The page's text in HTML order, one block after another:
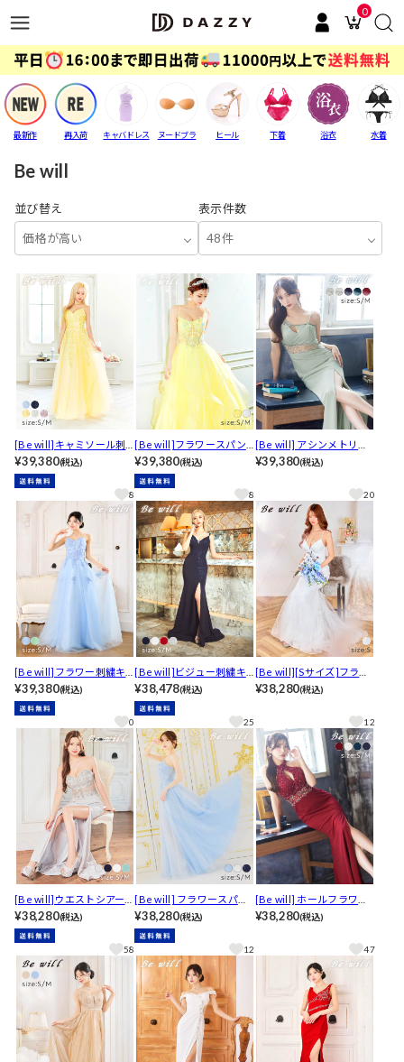
0
最新作 再入荷 キャバドレス ヌードブラ ヒール 下着 浴衣 水着
Be will
並び替え
価格が高い
表示件数
48件
[Be will]キャミソール刺
繍レーススピンドルAライ
ンロングキャバドレス[A-
0128]
¥39,380(税込)
8
[Be will]フラワースパン
コール刺繍チュールキャ
ミソールAラインロングキ
ャバドレス
¥39,380(税込)
8
[Be will] アシンメトリー
ウエストシアービジュー
¥39,380(税込)
20
[Be will]フラワー刺繍キ
ャミソールレースアップ
チュールAラインロングキ
ャバドレス[A-0193]
¥39,380(税込)
0
[Be will]ビジュー刺繍キ
ャミソールマーメイドロ
ングキャバドレス[A-012
2]
¥38,478(税込)
25
[Be will][Sサイズ]フラワ
ーレースアップチュール
¥38,280(税込)
12
[Be will]ウエストシアー
ビジューベアトップマー
メイドロングキャバドレ
ス[A-0111]
¥38,280(税込)
58
[Be will] フラワースパン
コール刺繍キャミソール
チュールスリットAライン
ロングキャバドレス
¥38,280(税込)
12
[Be will] ホールフラワー
ビジューホルターネック
¥38,280(税込)
47